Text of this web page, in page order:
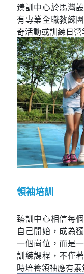
臻訓中心於馬灣
有專業全職教練
奇活動或訓練日
領袖培訓
臻訓中心相信每
自己開始，成為
一個崗位，而是
訓練課程，不僅
時培養領袖應有素